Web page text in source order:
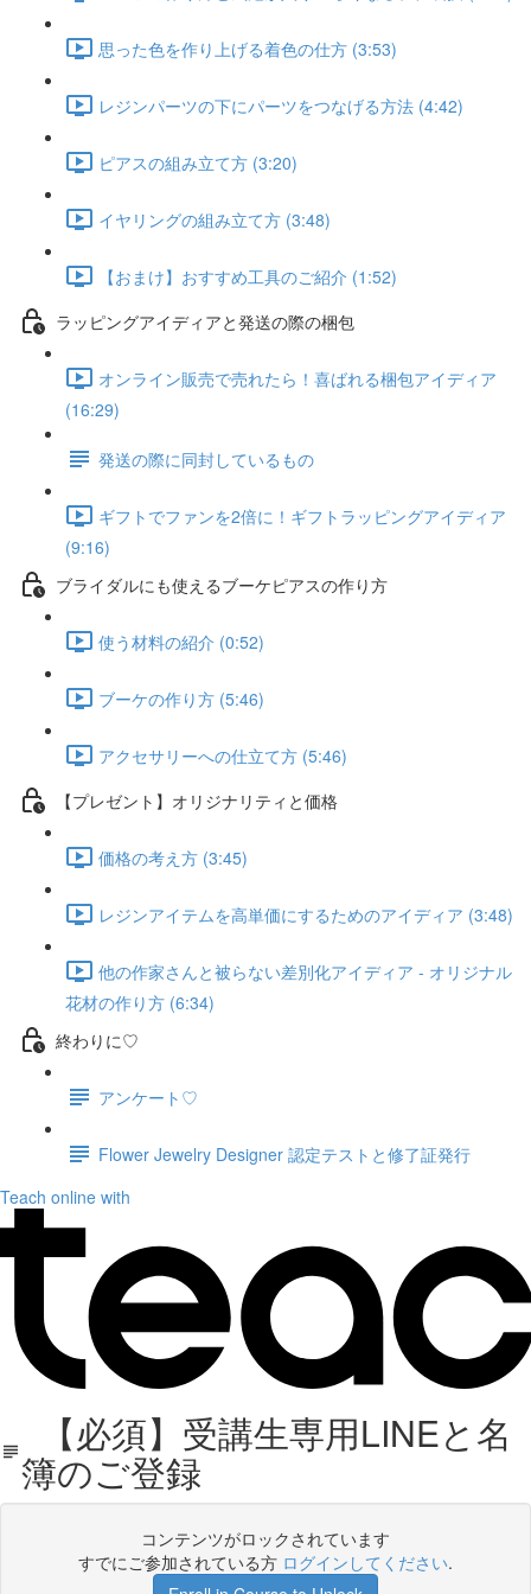
思った色を作り上げる着色の仕方 (3:53)
レジンパーツの下にパーツをつなげる方法 (4:42)
ピアスの組み立て方 (3:20)
イヤリングの組み立て方 (3:48)
【おまけ】おすすめ工具のご紹介 (1:52)
ラッピングアイディアと発送の際の梱包
オンライン販売で売れたら！喜ばれる梱包アイディア
(16:29)
発送の際に同封しているもの
ギフトでファンを2倍に！ギフトラッピングアイディア
(9:16)
ブライダルにも使えるブーケピアスの作り方
使う材料の紹介 (0:52)
ブーケの作り方 (5:46)
アクセサリーへの仕立て方 (5:46)
【プレゼント】オリジナリティと価格
価格の考え方 (3:45)
レジンアイテムを高単価にするためのアイディア (3:48)
他の作家さんと被らない差別化アイディア - オリジナル
花材の作り方 (6:34)
終わりに♡
アンケート♡
Flower Jewelry Designer 認定テストと修了証発行
Teach online with
【必須】受講生専用LINEと名
簿のご登録
コンテンツがロックされています
すでにご参加されている方 ログインしてください.